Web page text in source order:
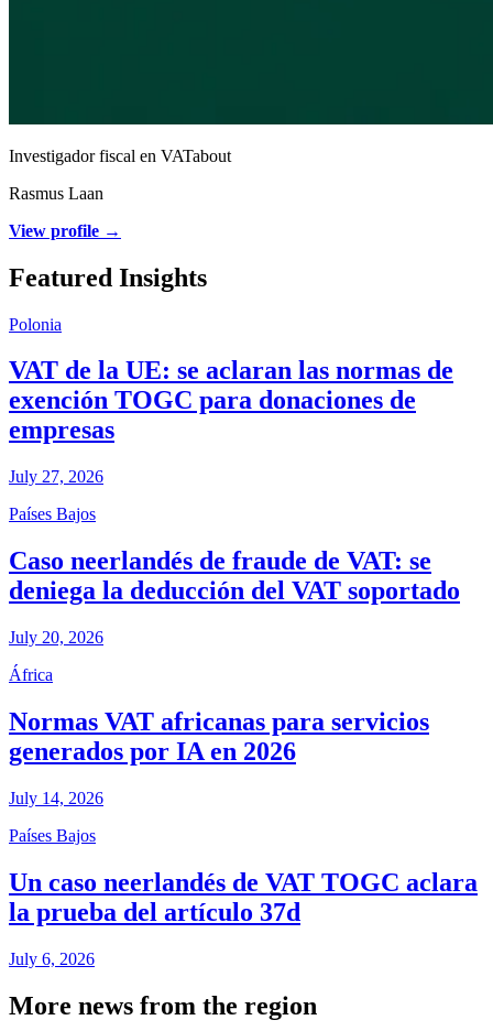
Investigador fiscal en VATabout
Rasmus Laan
View profile →
Featured Insights
Polonia
VAT de la UE: se aclaran las normas de
exención TOGC para donaciones de
empresas
July 27, 2026
Países Bajos
Caso neerlandés de fraude de VAT: se
deniega la deducción del VAT soportado
July 20, 2026
África
Normas VAT africanas para servicios
generados por IA en 2026
July 14, 2026
Países Bajos
Un caso neerlandés de VAT TOGC aclara
la prueba del artículo 37d
July 6, 2026
More news from the region